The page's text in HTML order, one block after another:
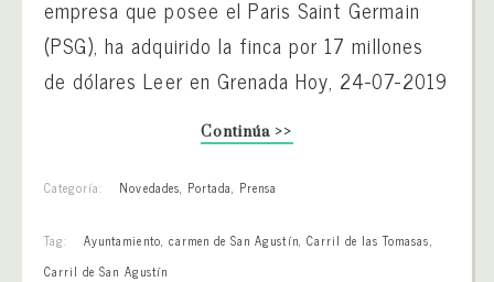
empresa que posee el Paris Saint Germain
(PSG), ha adquirido la finca por 17 millones
de dólares Leer en Grenada Hoy, 24-07-2019
Continúa >>
Categoría: Novedades, Portada, Prensa
Tag: Ayuntamiento, carmen de San Agustín, Carril de las Tomasas,
Carril de San Agustín